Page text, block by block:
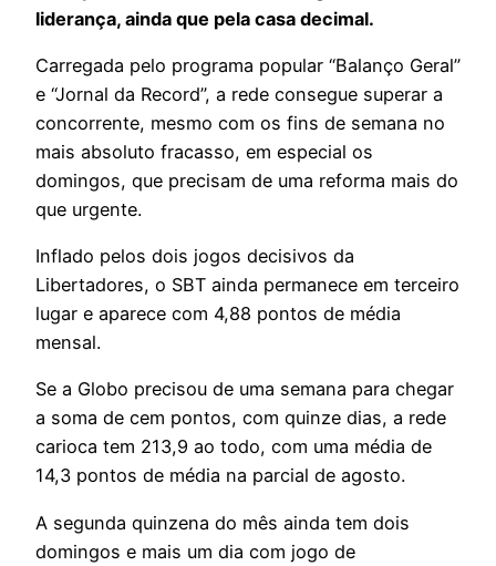
liderança, ainda que pela casa decimal.
Carregada pelo programa popular “Balanço Geral”
e “Jornal da Record”, a rede consegue superar a
concorrente, mesmo com os fins de semana no
mais absoluto fracasso, em especial os
domingos, que precisam de uma reforma mais do
que urgente.
Inflado pelos dois jogos decisivos da
Libertadores, o SBT ainda permanece em terceiro
lugar e aparece com 4,88 pontos de média
mensal.
Se a Globo precisou de uma semana para chegar
a soma de cem pontos, com quinze dias, a rede
carioca tem 213,9 ao todo, com uma média de
14,3 pontos de média na parcial de agosto.
A segunda quinzena do mês ainda tem dois
domingos e mais um dia com jogo de